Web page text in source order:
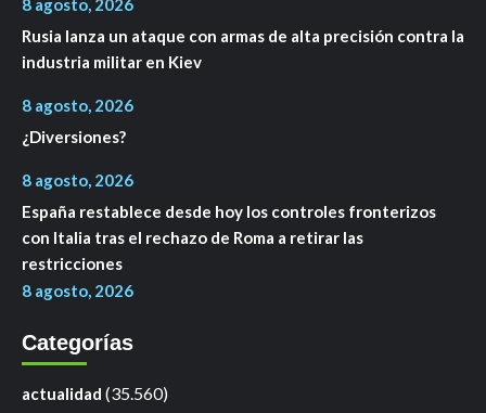
8 agosto, 2026
Rusia lanza un ataque con armas de alta precisión contra la
industria militar en Kiev
8 agosto, 2026
¿Diversiones?
8 agosto, 2026
España restablece desde hoy los controles fronterizos
con Italia tras el rechazo de Roma a retirar las
restricciones
8 agosto, 2026
Categorías
actualidad (35.560)